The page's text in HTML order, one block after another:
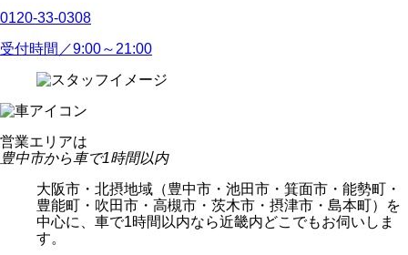
0120-33-0308
受付時間／9:00～21:00
営業エリアは
豊中市から車で1時間以内
大阪市・北摂地域（豊中市・池田市・箕面市・能勢町・
豊能町・吹田市・高槻市・茨木市・摂津市・島本町）を
中心に、車で1時間以内なら近畿内どこでもお伺いしま
す。